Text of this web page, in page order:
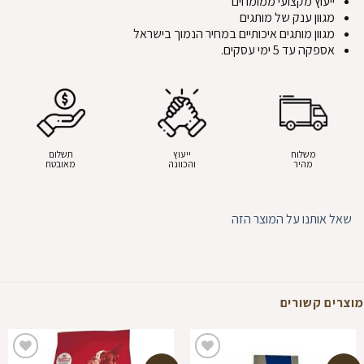
מגוון ענק של מותגים
מגוון מותגים איכותיים במחיר הנמוך בישראל
אספקה עד 5 ימי עסקים.
משלוח
מהיר
ייעוץ
והכוונה
תשלום
מאובטח
שאל אותנו על המוצר הזה
מוצרים קשורים